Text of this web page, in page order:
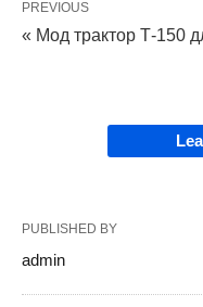
PREVIOUS
« Мод трактор Т-150
PUBLISHED BY
admin